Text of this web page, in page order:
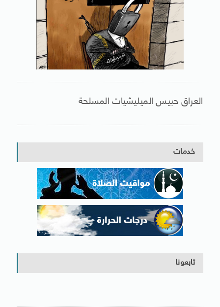
العراق حبيس الميليشيات المسلحة
خدمات
تابعونا